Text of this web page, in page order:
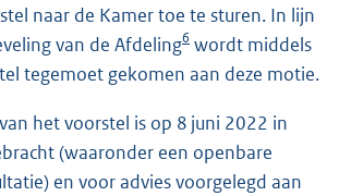
naar de Kamer toe te sturen. In lijn
van de Afdeling6 wordt middels
tegemoet gekomen aan deze motie.
het voorstel is op 8 juni 2022 in
(waaronder een openbare
en voor advies voorgelegd aan